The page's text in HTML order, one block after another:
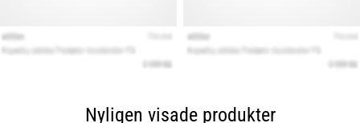
Nyligen visade produkter